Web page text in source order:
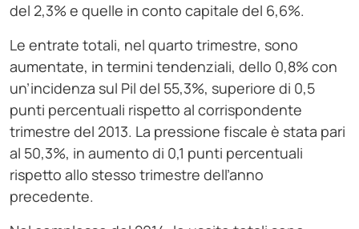
del 2,3% e quelle in conto capitale del 6,6%.
Le entrate totali, nel quarto trimestre, sono
aumentate, in termini tendenziali, dello 0,8% con
un’incidenza sul Pil del 55,3%, superiore di 0,5
punti percentuali rispetto al corrispondente
trimestre del 2013. La pressione fiscale è stata pari
al 50,3%, in aumento di 0,1 punti percentuali
rispetto allo stesso trimestre dell’anno
precedente.